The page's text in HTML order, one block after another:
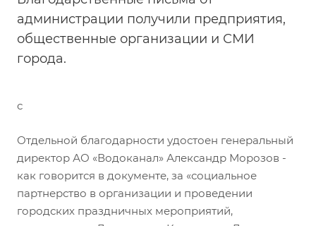
администрации получили предприятия,
общественные организации и СМИ
города.
с
Отдельной благодарности удостоен генеральный
директор АО «Водоканал» Александр Морозов -
как говорится в документе, за «социальное
партнерство в организации и проведении
городских праздничных мероприятий,